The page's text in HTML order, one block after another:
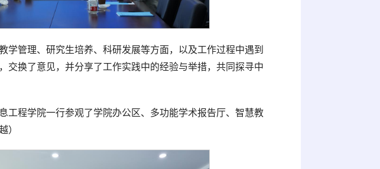
学管理、研究生培养、科研发展等方面，以及工作过程中遇到
交换了意见，并分享了工作实践中的经验与举措，共同探寻中
工程学院一行参观了学院办公区、多功能学术报告厅、智慧教